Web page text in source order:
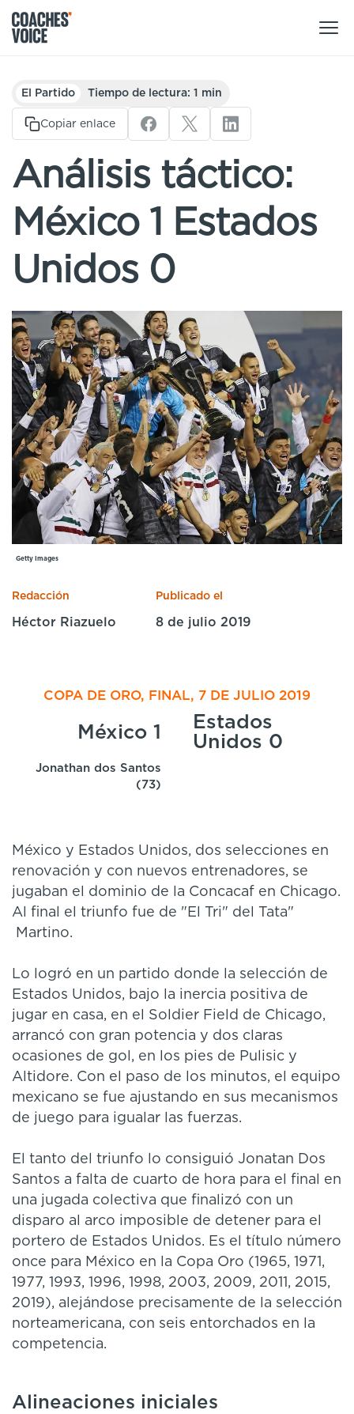
Nuestros productos
Centro de aprendizaje (para particulares)
Centro de aprendizaje (para clubes)
Sport Session Planner
Cursos especializados
Entrenadores
Clubes
Ligas y federaciones
Regístrate
Centro de aprendizaje
Sport Session Planner
Cursos especializados
Contáctanos
LANGUAGE
English Español
El Partido Tiempo de lectura: 1 min
Copiar enlace
Análisis táctico:
México 1 Estados
Unidos 0
Getty Images
Redacción
Héctor Riazuelo
Publicado el
8 de julio 2019
COPA DE ORO, FINAL, 7 DE JULIO 2019
México 1
Estados
Unidos 0
Jonathan dos Santos
(73)
México y Estados Unidos, dos selecciones en
renovación y con nuevos entrenadores, se
jugaban el dominio de la Concacaf en Chicago.
Al final el triunfo fue de "El Tri" del Tata"
Martino.
Lo logró en un partido donde la selección de
Estados Unidos, bajo la inercia positiva de
jugar en casa, en el Soldier Field de Chicago,
arrancó con gran potencia y dos claras
ocasiones de gol, en los pies de Pulisic y
Altidore. Con el paso de los minutos, el equipo
mexicano se fue ajustando en sus mecanismos
de juego para igualar las fuerzas.
El tanto del triunfo lo consiguió Jonatan Dos
Santos a falta de cuarto de hora para el final en
una jugada colectiva que finalizó con un
disparo al arco imposible de detener para el
portero de Estados Unidos. Es el título número
once para México en la Copa Oro (1965, 1971,
1977, 1993, 1996, 1998, 2003, 2009, 2011, 2015,
2019), alejándose precisamente de la selección
norteamericana, con seis entorchados en la
competencia.
Alineaciones iniciales